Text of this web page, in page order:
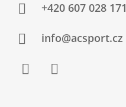
+420 607 028 171
info@acsport.cz